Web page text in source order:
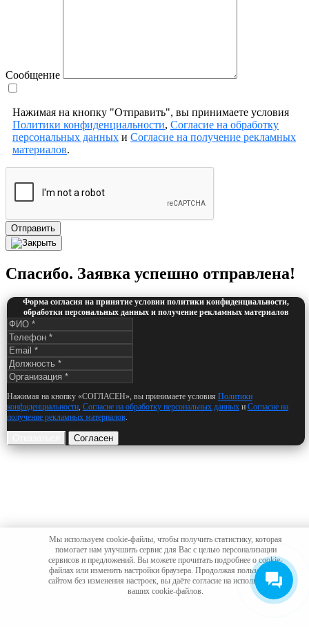
Мы используем cookie-файлы, чтобы получить статистику, которая
помогает нам улучшить сервис для Вас с целью персонализации
сервисов и предложений. Вы можете прочитать подробнее о cookie-
файлах или изменить настройки браузера. Продолжая пользоваться
сайтом без изменения настроек, вы даёте согласие на использование
ваших cookie-файлов.
Сообщение
Нажимая на кнопку "Отправить", вы принимаете условия
Политики конфиденциальности, Согласие на обработку
персональных данных и Согласие на получение рекламных
материалов.
Отправить
Спасибо. Заявка успешно отправлена!
Форма согласия на принятие условии политики конфиденциальности,
обработки персональных данных и получение рекламных материалов
Нажимая на кнопку «СОГЛАСЕН», вы принимаете условия Политики
конфиденциальности, Согласие на обработку персональных данныхи Согласие на
получение рекламных материалов.
Согласен